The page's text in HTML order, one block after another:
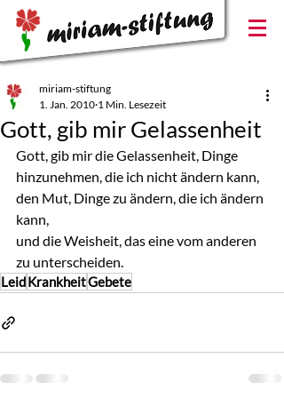
Gott, gib mir Gelassenheit
miriam-stiftung
1. Jan. 2010 1 Min. Lesezeit
Gott, gib mir die Gelassenheit, Dinge
hinzunehmen, die ich nicht ändern kann,
den Mut, Dinge zu ändern, die ich ändern
kann,
und die Weisheit, das eine vom anderen
zu unterscheiden.
LeidKrankheitGebete